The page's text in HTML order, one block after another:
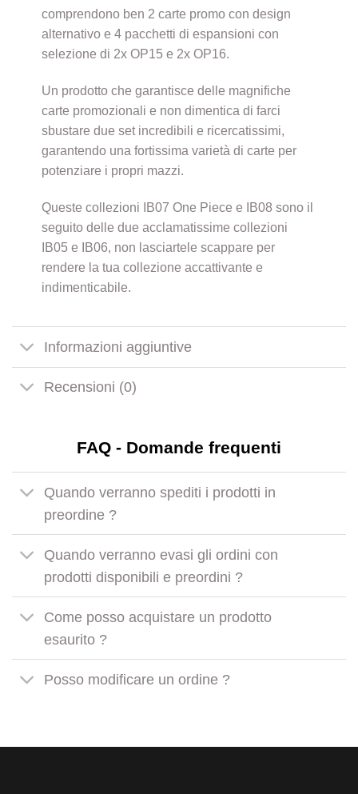
comprendono ben 2 carte promo con design
alternativo e 4 pacchetti di espansioni con
selezione di 2x OP15 e 2x OP16.
Un prodotto che garantisce delle magnifiche
carte promozionali e non dimentica di farci
sbustare due set incredibili e ricercatissimi,
garantendo una fortissima varietà di carte per
potenziare i propri mazzi.
Queste collezioni IB07 One Piece e IB08 sono il
seguito delle due acclamatissime collezioni
IB05 e IB06, non lasciartele scappare per
rendere la tua collezione accattivante e
indimenticabile.
Informazioni aggiuntive
Recensioni (0)
FAQ - Domande frequenti
Quando verranno spediti i prodotti in
preordine ?
Quando verranno evasi gli ordini con
prodotti disponibili e preordini ?
Come posso acquistare un prodotto
esaurito ?
Posso modificare un ordine ?